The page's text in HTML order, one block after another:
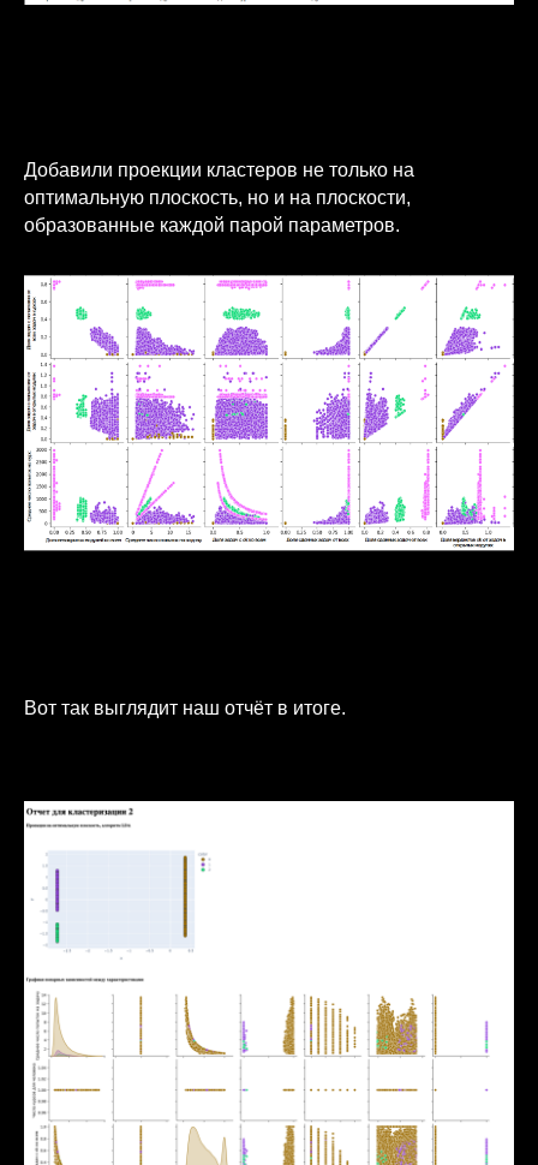
Добавили проекции кластеров не только на
оптимальную плоскость, но и на плоскости,
образованные каждой парой параметров.
Вот так выглядит наш отчёт в итоге.